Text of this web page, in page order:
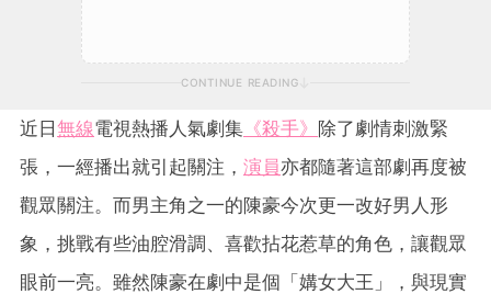
CONTINUE READING
近日無線電視熱播人氣劇集 《殺手》 除了劇情刺激緊
張，一經播出就引起關注， 演員亦都隨著這部劇再度被
觀眾關注。而男主角之一的陳豪今次更一改好男人形
象，挑戰有些油腔滑調、喜歡拈花惹草的角色，讓觀眾
眼前一亮。雖然陳豪在劇中是個「媾女大王」，與現實